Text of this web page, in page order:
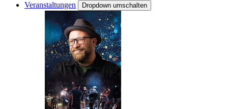
Veranstaltungen
Dropdown umschalten